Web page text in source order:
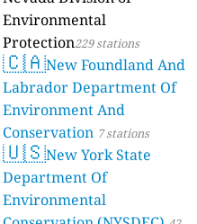
Environmental
Protection229 stations
🇨🇦New Foundland And
Labrador Department Of
Environment And
Conservation 7 stations
🇺🇸New York State
Department Of
Environmental